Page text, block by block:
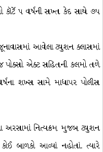
૫ વર્ષની સખ્ત કેદ સાથે ૭૫
આવેલા ટ્યુશન ક્લાસમાં
એક્ટ સહિતની કલમો તળે
શખ્સ સામે માધાપર પોલીસ
અરસામાં નિત્યક્રમ મુજબ ટ્યુશન
બાળકો આવ્યાં નહોતાં. ત્યારે